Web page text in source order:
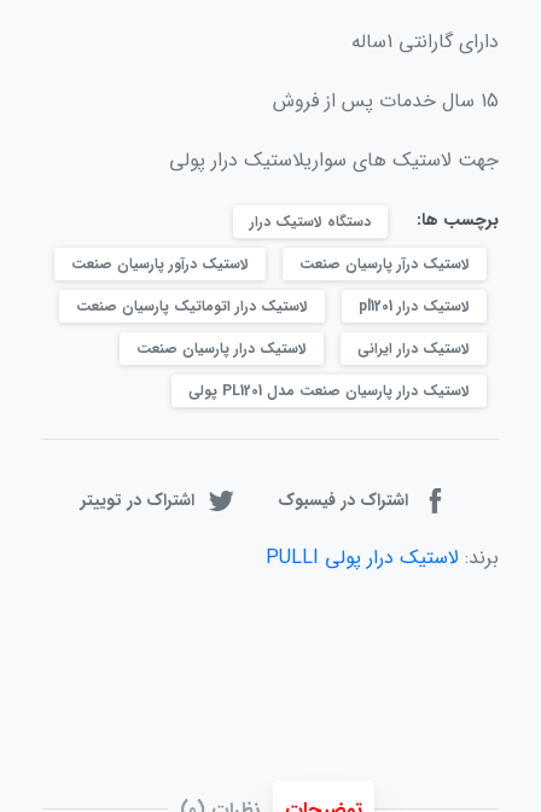
دارای گارانتی 1ساله
15 سال خدمات پس از فروش
جهت لاستیک های سواریلاستیک درار پولی
برچسب ها:
دستگاه لاستیک درار
لاستیک درآر پارسیان صنعت
لاستیک درآور پارسیان صنعت
لاستیک درار pl1201
لاستیک درار اتوماتیک پارسیان صنعت
لاستیک درار ایرانی
لاستیک درار پارسیان صنعت
لاستیک درار پارسیان صنعت مدل PL1201 پولی
اشتراک در فیسبوک اشتراک در توییتر
برند: لاستیک درار پولی PULLI